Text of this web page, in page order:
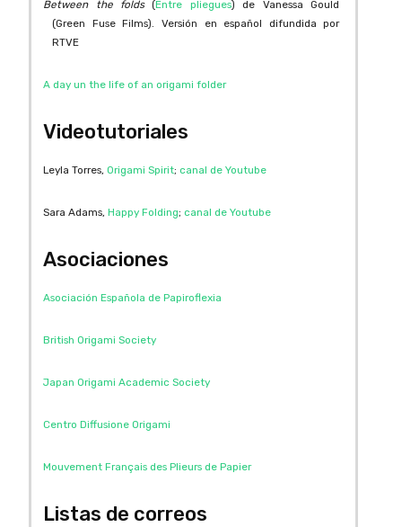
Between the folds(Entre pliegues) de Vanessa Gould
(Green Fuse Films). Versión en español difundida por
RTVE
A day un the life of an origami folder
Videotutoriales
Leyla Torres,Origami Spirit;canal de Youtube
Sara Adams,Happy Folding;canal de Youtube
Asociaciones
Asociación Española de Papiroflexia
British Origami Society
Japan Origami Academic Society
Centro Diffusione Origami
Mouvement Français des Plieurs de Papier
Listas de correos